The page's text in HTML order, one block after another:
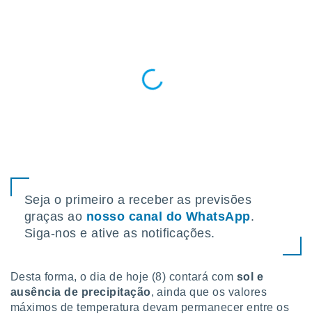
a
cookies,
caso,
de que
Seja o primeiro a receber as previsões
graças ao nosso canal do WhatsApp.
Siga-nos e ative as notificações.
Desta forma, o dia de hoje (8) contará com sol e
ausência de precipitação, ainda que os valores
máximos de temperatura devam permanecer entre os